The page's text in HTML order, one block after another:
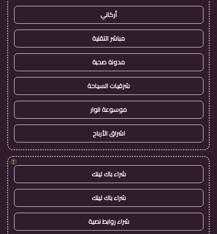
أركاني
مباشر التقنية
مدونة صحبة
شرقيات السياحة
موسوعة انوار
اشراق الأرباح
!
شراء باك لينك
شراء باك لينك
شراء روابط نصية